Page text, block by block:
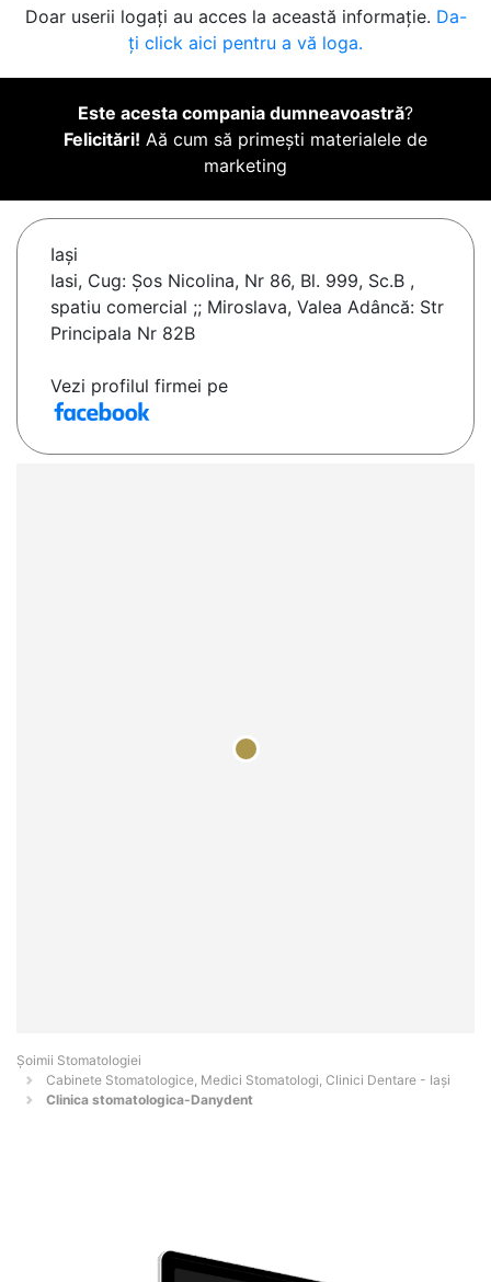
Doar userii logați au acces la această informație. Da-
ți click aici pentru a vă loga.
Este acesta compania dumneavoastră?
Felicitări! Aă cum să primești materialele de
marketing
Iaşi
Iasi, Cug: Șos Nicolina, Nr 86, Bl. 999, Sc.B ,
spatiu comercial ;; Miroslava, Valea Adâncă: Str
Principala Nr 82B
Vezi profilul firmei pe
Șoimii Stomatologiei
Cabinete Stomatologice, Medici Stomatologi, Clinici Dentare - Iaşi
Clinica stomatologica-Danydent